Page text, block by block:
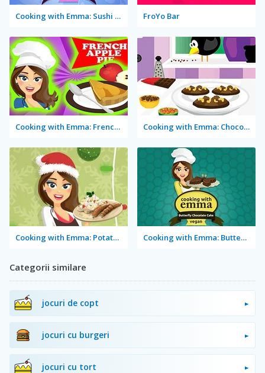
Cooking with Emma: Sushi Rolls Vegan FroYo Bar
Cooking with Emma: French Apple Pie Vegan Cooking with Emma: Chocolate Biscuits
Cooking with Emma: Potato Salad Vegan Cooking with Emma: Butterfly Chocolate Cake Vegan
Categorii similare
jocuri de copt
jocuri cu burgeri
jocuri cu tort